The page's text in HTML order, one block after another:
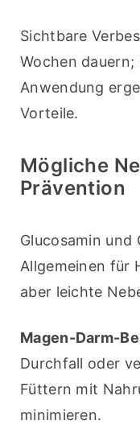
Sichtbare
Wochen
Anwendung
Vorteile.
Mögliche
Prävention
Glucosamin und
Allgemeinen für
aber leichte
Magen-Darm-
Durchfall oder
Füttern mit
minimieren.